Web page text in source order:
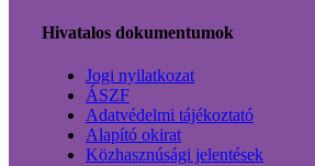
Hivatalos dokumentumok
Jogi nyilatkozat
ÁSZF
Adatvédelmi tájékoztató
Alapító okirat
Közhasznúsági jelentések